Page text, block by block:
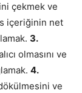
çekmek ve
içeriğinin net
3.
olmasını ve
4.
ve